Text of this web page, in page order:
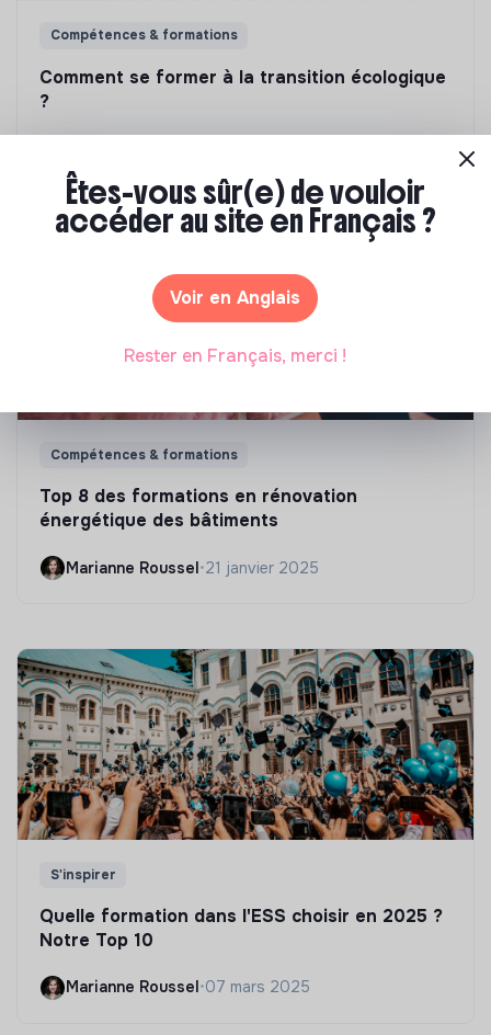
Compétences & formations
Comment se former à la transition écologique
?
Compétences & formations
Top 8 des formations en rénovation
énergétique des bâtiments
Marianne Roussel•21 janvier 2025
S'inspirer
Quelle formation dans l'ESS choisir en 2025 ?
Notre Top 10
Marianne Roussel •07 mars 2025
Êtes-vous sûr(e) de vouloir
accéder au site en Français ?
Voir en Anglais
Rester en Français, merci !